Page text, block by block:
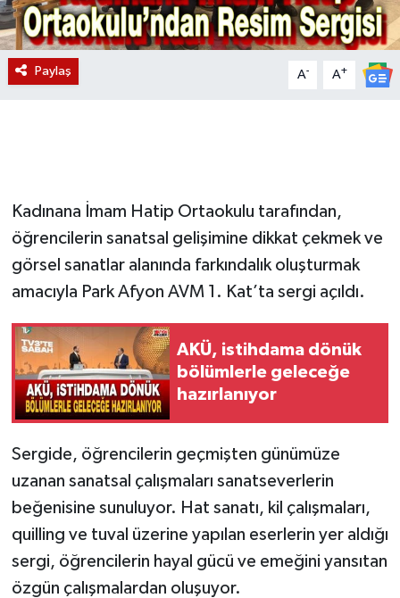
Paylaş A- A+
Kadınana İmam Hatip Ortaokulu tarafından,
öğrencilerin sanatsal gelişimine dikkat çekmek ve
görsel sanatlar alanında farkındalık oluşturmak
amacıyla Park Afyon AVM 1. Kat’ta sergi açıldı.
AKÜ, istihdama dönük
bölümlerle geleceğe
hazırlanıyor
Sergide, öğrencilerin geçmişten günümüze
uzanan sanatsal çalışmaları sanatseverlerin
beğenisine sunuluyor. Hat sanatı, kil çalışmaları,
quilling ve tuval üzerine yapılan eserlerin yer aldığı
sergi, öğrencilerin hayal gücü ve emeğini yansıtan
özgün çalışmalardan oluşuyor.